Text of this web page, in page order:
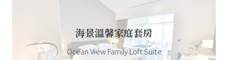
海景溫馨家庭套房
Ocean View Family Loft Suite